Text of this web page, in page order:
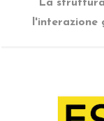
La
l'interazione